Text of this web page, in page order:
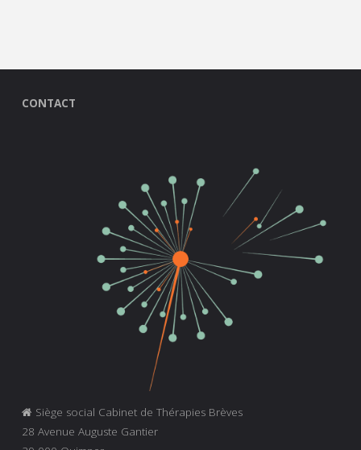
CONTACT
Siège social Cabinet de Thérapies Brèves
28 Avenue Auguste Gantier